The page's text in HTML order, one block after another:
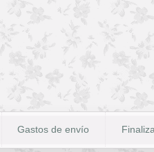
Gastos de envío